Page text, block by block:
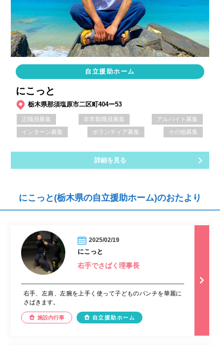
自立援助ホーム
にこっと
栃木県那須塩原市二区町404ー53
正職員募集 非常勤職員募集
アルバイト募集
インターン募集
ボランティア募集 その他募集
詳細を見る
にこっと(栃木県の自立援助ホーム)のおたより
2025/02/19
にこっと
右手でさばく理事長
右手、左肩、左腕を上手く使って子どものパンチを華麗に
さばきます。
施設内行事 自立援助ホーム